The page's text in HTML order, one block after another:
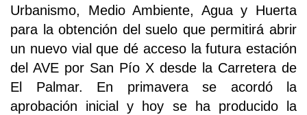
Urbanismo, Medio Ambiente, Agua y Huerta
para la obtención del suelo que permitirá abrir
un nuevo vial que dé acceso la futura estación
del AVE por San Pío X desde la Carretera de
El Palmar. En primavera se acordó la
aprobación inicial y hoy se ha producido la